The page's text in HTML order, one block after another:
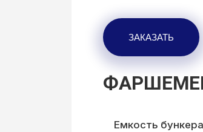
Емкость бункера